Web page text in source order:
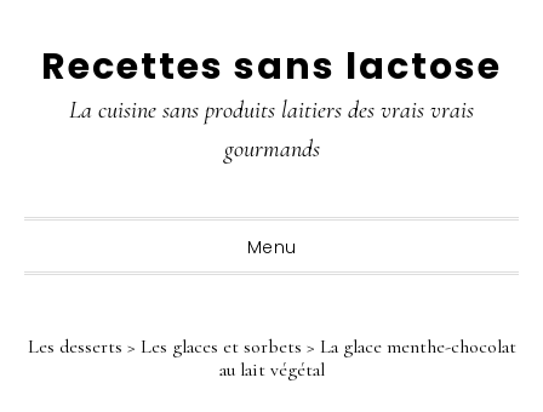
au
contenu
principale
Recettes sans lactose
La cuisine sans produits laitiers des vrais vrais
gourmands
Menu
Les desserts > Les glaces et sorbets > La glace menthe-chocolat
au lait végétal